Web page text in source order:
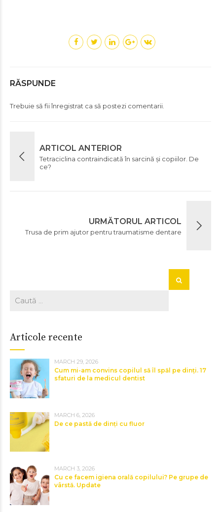
RĂSPUNDE
Trebuie să fiiînregistrat ca să postezi comentarii.
ARTICOL ANTERIOR
Tetraciclina contraindicată în sarcină și copiilor. De
ce?
URMĂTORUL ARTICOL
Trusa de prim ajutor pentru traumatisme dentare
Articole recente
MARCH 29, 2026
Cum mi-am convins copilul să îl spăl pe dinți. 17
sfaturi de la medicul dentist
MARCH 6, 2026
De ce pastă de dinți cu fluor
MARCH 3, 2026
Cu ce facem igiena orală copilului? Pe grupe de
vârstă. Update